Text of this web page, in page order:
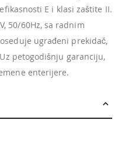
E i klasi zaštite II.
50/60Hz, sa radnim
ugrađeni prekidač,
petogodišnju garanciju,
enterijere.